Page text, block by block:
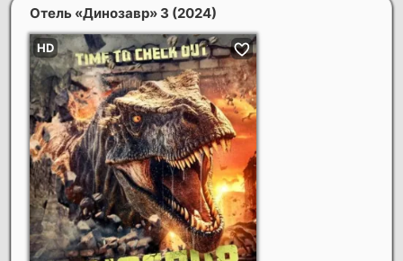
Отель «Динозавр» 3 (2024)